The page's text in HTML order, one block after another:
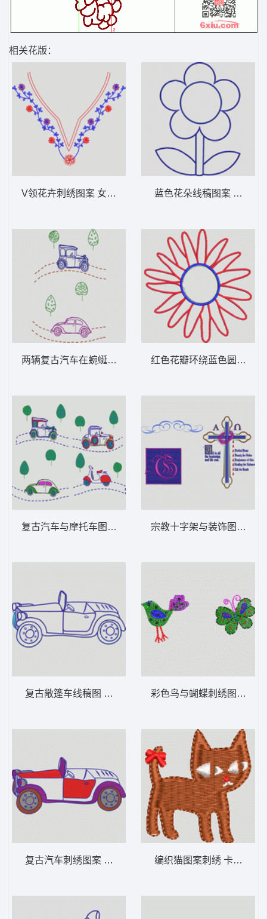
相关花版：
V领花卉刺绣图案 女装服装时装
两辆复古汽车在蜿蜒路上行驶 卡通童装章标
复古汽车与摩托车图案 卡通童装章标贴布
复古敞篷车线稿图 卡通童装章标贴布
复古汽车刺绣图案 卡通童装章标贴布
蓝色花朵线稿
编织猫图案刺绣 卡